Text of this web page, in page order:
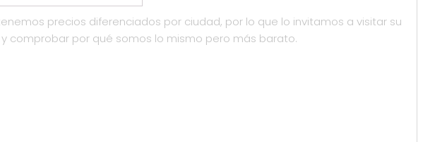
precios diferenciados por ciudad, por lo que lo invitamos a visitar su
comprobar por qué somos lo mismo pero más barato.